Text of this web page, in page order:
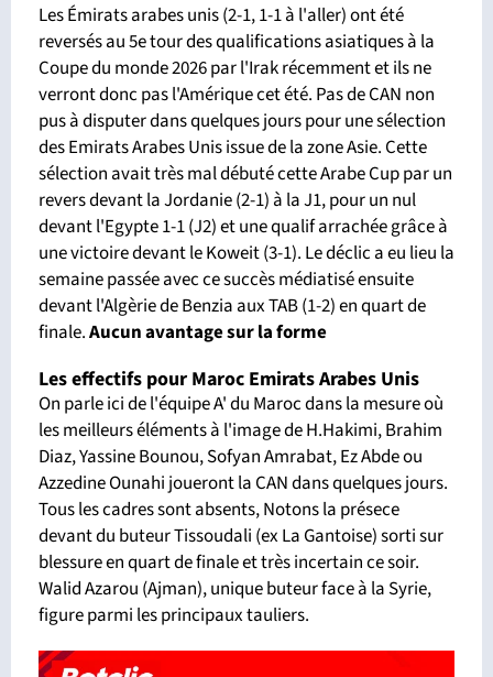
Les Émirats arabes unis (2-1, 1-1 à l'aller) ont été
reversés au 5e tour des qualifications asiatiques à la
Coupe du monde 2026 par l'Irak récemment et ils ne
verront donc pas l'Amérique cet été. Pas de CAN non
pus à disputer dans quelques jours pour une sélection
des Emirats Arabes Unis issue de la zone Asie. Cette
sélection avait très mal débuté cette Arabe Cup par un
revers devant la Jordanie (2-1) à la J1, pour un nul
devant l'Egypte 1-1 (J2) et une qualif arrachée grâce à
une victoire devant le Koweit (3-1). Le déclic a eu lieu la
semaine passée avec ce succès médiatisé ensuite
devant l'Algèrie de Benzia aux TAB (1-2) en quart de
finale.Aucun avantage sur la forme
Les effectifs pour Maroc Emirats Arabes Unis
On parle ici de l'équipe A' du Maroc dans la mesure où
les meilleurs éléments à l'image de H.Hakimi, Brahim
Diaz, Yassine Bounou, Sofyan Amrabat, Ez Abde ou
Azzedine Ounahi joueront la CAN dans quelques jours.
Tous les cadres sont absents, Notons la présece
devant du buteur Tissoudali (ex La Gantoise) sorti sur
blessure en quart de finale et très incertain ce soir.
Walid Azarou (Ajman), unique buteur face à la Syrie,
figure parmi les principaux tauliers.